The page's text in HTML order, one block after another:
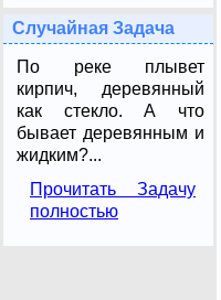
Случайная Задача
По реке плывет
кирпич, деревянный
как стекло. А что
бывает деревянным и
жидким?...
Прочитать Задачу
полностью